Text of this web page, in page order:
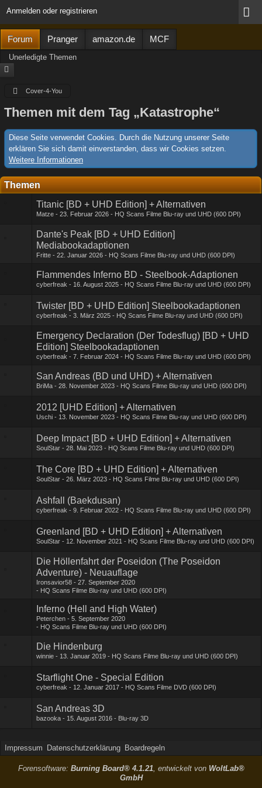
Anmelden oder registrieren
Forum Pranger amazon.de MCF
Unerledigte Themen
Cover-4-You
Themen mit dem Tag „Katastrophe“
Diese Seite verwendet Cookies. Durch die Nutzung unserer Seite
erklären Sie sich damit einverstanden, dass wir Cookies setzen.
Weitere Informationen
Themen
Titanic [BD + UHD Edition] + Alternativen
Matze 23. Februar 2026 HQ Scans Filme Blu-ray und UHD (600 DPI)
Dante's Peak [BD + UHD Edition]
Mediabookadaptionen
Fritte 22. Januar 2026 HQ Scans Filme Blu-ray und UHD (600 DPI)
Flammendes Inferno BD - Steelbook-Adaptionen
cyberfreak 16. August 2025 HQ Scans Filme Blu-ray und UHD (600 DPI)
Twister [BD + UHD Edition] Steelbookadaptionen
cyberfreak 3. März 2025 HQ Scans Filme Blu-ray und UHD (600 DPI)
Emergency Declaration (Der Todesflug) [BD + UHD
Edition] Steelbookadaptionen
cyberfreak 7. Februar 2024 HQ Scans Filme Blu-ray und UHD (600 DPI)
San Andreas (BD und UHD) + Alternativen
BriMa 28. November 2023 HQ Scans Filme Blu-ray und UHD (600 DPI)
2012 [UHD Edition] + Alternativen
Uschi 13. November 2023 HQ Scans Filme Blu-ray und UHD (600 DPI)
Deep Impact [BD + UHD Edition] + Alternativen
SoulStar 28. Mai 2023 HQ Scans Filme Blu-ray und UHD (600 DPI)
The Core [BD + UHD Edition] + Alternativen
SoulStar 26. März 2023 HQ Scans Filme Blu-ray und UHD (600 DPI)
Ashfall (Baekdusan)
cyberfreak 9. Februar 2022 HQ Scans Filme Blu-ray und UHD (600 DPI)
Greenland [BD + UHD Edition] + Alternativen
SoulStar 12. November 2021 HQ Scans Filme Blu-ray und UHD (600 DPI)
Die Höllenfahrt der Poseidon (The Poseidon
Adventure) - Neuauflage
Ironsavior58
27. September 2020
HQ Scans Filme Blu-ray und UHD (600 DPI)
Inferno (Hell and High Water)
Peterchen
5. September 2020
HQ Scans Filme Blu-ray und UHD (600 DPI)
Die Hindenburg
winnie 13. Januar 2019 HQ Scans Filme Blu-ray und UHD (600 DPI)
Starflight One - Special Edition
cyberfreak 12. Januar 2017 HQ Scans Filme DVD (600 DPI)
San Andreas 3D
bazooka 15. August 2016 Blu-ray 3D
Impressum Datenschutzerklärung Boardregeln
Forensoftware: Burning Board® 4.1.21, entwickelt von WoltLab®
GmbH